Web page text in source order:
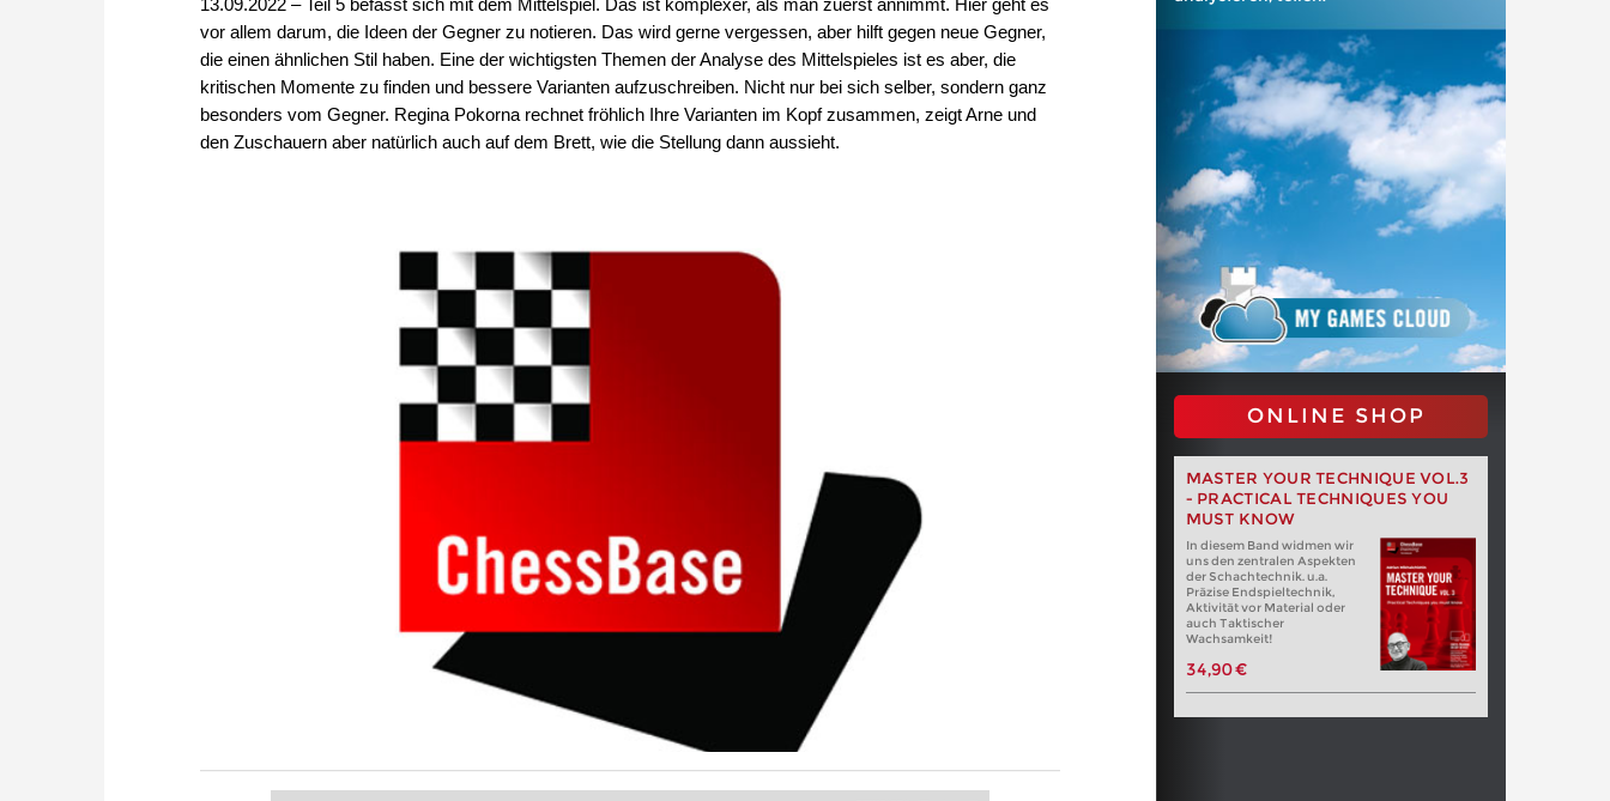
vor allem darum, die Ideen der Gegner zu notieren. Das wird gerne vergessen, aber hilft gegen neue Gegner,
die einen ähnlichen Stil haben. Eine der wichtigsten Themen der Analyse des Mittelspieles ist es aber, die
kritischen Momente zu finden und bessere Varianten aufzuschreiben. Nicht nur bei sich selber, sondern ganz
besonders vom Gegner. Regina Pokorna rechnet fröhlich Ihre Varianten im Kopf zusammen, zeigt Arne und
den Zuschauern aber natürlich auch auf dem Brett, wie die Stellung dann aussieht.
ONLINE SHOP
MASTER YOUR TECHNIQUE VOL.3
- PRACTICAL TECHNIQUES YOU
MUST KNOW
In diesem Band widmen wir
uns den zentralen Aspekten
der Schachtechnik. u.a.
Präzise Endspieltechnik,
Aktivität vor Material oder
auch Taktischer
Wachsamkeit!
34,90 €